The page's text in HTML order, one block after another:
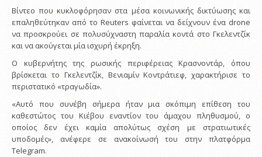
Βίντεο που κυκλοφόρησαν στα μέσα κοινωνικής δικτύωσης και
επαληθεύτηκαν από το Reuters φαίνεται να δείχνουν ένα drone
να προσκρούει σε πολυσύχναστη παραλία κοντά στο Γκελεντζίκ
και να ακούγεται μία ισχυρή έκρηξη.
Ο κυβερνήτης της ρωσικής περιφέρειας Κρασνοντάρ, όπου
βρίσκεται το Γκελεντζίκ, Βενιαμίν Κοντράτιεφ, χαρακτήρισε το
περιστατικό «τραγωδία».
«Αυτό που συνέβη σήμερα ήταν μια σκόπιμη επίθεση του
καθεστώτος του Κιέβου εναντίον του άμαχου πληθυσμού, ο
οποίος δεν έχει καμία απολύτως σχέση με στρατιωτικές
υποδομές», ανέφερε σε ανακοίνωσή του στην πλατφόρμα
Telegram.